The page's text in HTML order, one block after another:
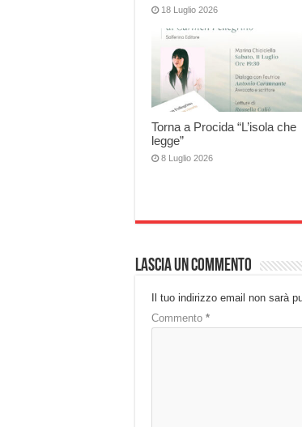
18 Luglio 2026
Torna a Procida “L’isola che
legge”
8 Luglio 2026
Lascia un commento
Il tuo indirizzo email non sarà
Commento *